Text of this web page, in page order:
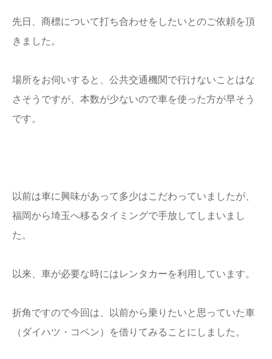
先日、商標について打ち合わせをしたいとのご依頼を頂
きました。
場所をお伺いすると、公共交通機関で行けないことはな
さそうですが、本数が少ないので車を使った方が早そう
です。
以前は車に興味があって多少はこだわっていましたが、
福岡から埼玉へ移るタイミングで手放してしまいまし
た。
以来、車が必要な時にはレンタカーを利用しています。
折角ですので今回は、以前から乗りたいと思っていた車
（ダイハツ・コペン）を借りてみることにしました。